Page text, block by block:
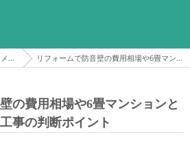
メディア リフォームで防音壁の費用相場や6畳マンションと戸建てで損しない工事の判断ポイント
の費用相場や6畳マンションと
事の判断ポイント